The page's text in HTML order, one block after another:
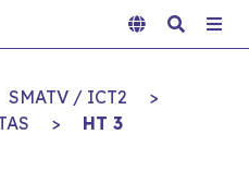
SMATV / ICT2
>
> HT 3